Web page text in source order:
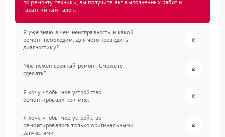
по ремонту техники, вы получите акт выполненных работ и
гарантийный талон.
Я уже знаю в чем неисправность и какой
ремонт необходим. Для чего проводить
диагностику?
Мне нужен срочный ремонт. Сможете
сделать?
Я хочу, чтобы мое устройство
ремонтировали при мне.
Я хочу, чтобы мое устройство
ремонтировалось только оригинальными
запчастями.